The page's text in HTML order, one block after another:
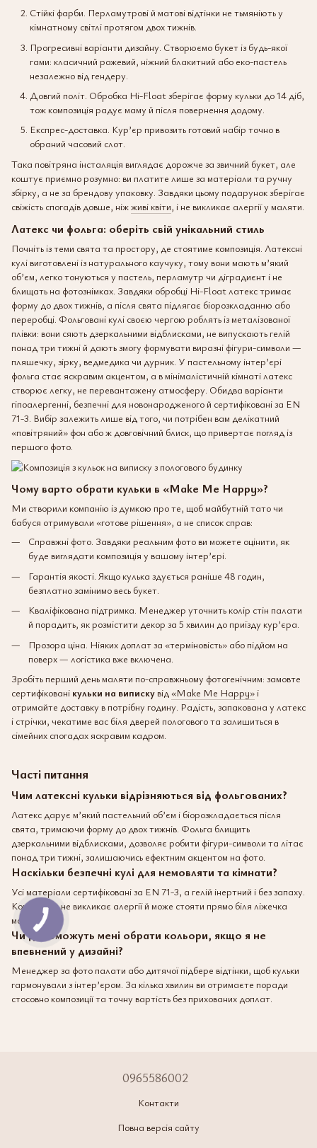
Стійкі фарби. Перламутрові й матові відтінки не тьмяніють у
кімнатному світлі протягом двох тижнів.
Прогресивні варіанти дизайну. Створюємо букет із будь-якої
гами: класичний рожевий, ніжний блакитний або еко-пастель
незалежно від гендеру.
Довгий політ. Обробка Hi-Float зберігає форму кульки до 14 діб,
тож композиція радує маму й після повернення додому.
Експрес-доставка. Кур’єр привозить готовий набір точно в
обраний часовий слот.
Така повітряна інсталяція виглядає дорожче за звичний букет, але
коштує приємно розумно: ви платите лише за матеріали та ручну
збірку, а не за брендову упаковку. Завдяки цьому подарунок зберігає
свіжість спогадів довше, ніжживі квіти, і не викликає алергії у маляти.
Латекс чи фольга: оберіть свій унікальний стиль
Почніть із теми свята та простору, де стоятиме композиція. Латексні
кулі виготовлені із натурального каучуку, тому вони мають м’який
об’єм, легко тонуються у пастель, перламутр чи діградиєнт і не
блищать на фотознімках. Завдяки обробці Hi-Float латекс тримає
форму до двох тижнів, а після свята підлягає біорозкладанню або
переробці. Фольговані кулі своєю чергою роблять із металізованої
плівки: вони сяють дзеркальними відблисками, не випускають гелій
понад три тижні й дають змогу формувати виразні фігури-символи —
пляшечку, зірку, ведмедика чи дурник. У пастельному інтер’єрі
фольга стає яскравим акцентом, а в мінімалістичній кімнаті латекс
створює легку, не перевантажену атмосферу. Обидва варіанти
гіпоалергенні, безпечні для новонародженого й сертифіковані за EN
71-3. Вибір залежить лише від того, чи потрібен вам делікатний
«повітряний» фон або ж довговічний блиск, що привертає погляд із
першого фото.
Чому варто обрати кульки в «Make Me Happy»?
Ми створили компанію із думкою про те, щоб майбутній тато чи
бабуся отримували «готове рішення», а не список справ:
Справжні фото. Завдяки реальним фото ви можете оцінити, як
буде виглядати композиція у вашому інтер’єрі.
Гарантія якості. Якщо кулька здується раніше 48 годин,
безплатно замінимо весь букет.
Кваліфікована підтримка. Менеджер уточнить колір стін палати
й порадить, як розмістити декор за 5 хвилин до приїзду кур’єра.
Прозора ціна. Ніяких доплат за «терміновість» або підйом на
поверх — логістика вже включена.
Зробіть перший день маляти по-справжньому фотогенічним: замовте
сертифіковані кульки на виписку від «Make Me Happy» і
отримайте доставку в потрібну годину. Радість, запакована у латекс
і стрічки, чекатиме вас біля дверей пологового та залишиться в
сімейних спогадах яскравим кадром.
Часті питання
Чим латексні кульки відрізняються від фольгованих?
Латекс дарує м’який пастельний об’єм і біорозкладається після
свята, тримаючи форму до двох тижнів. Фольга блищить
дзеркальними відблисками, дозволяє робити фігури-символи та літає
понад три тижні, залишаючись ефектним акцентом на фото.
Наскільки безпечні кулі для немовляти та кімнати?
Усі матеріали сертифіковані за EN 71-3, а гелій інертний і без запаху.
Композиція не викликає алергії й може стояти прямо біля ліжечка
малюка.
Чи допоможуть мені обрати кольори, якщо я не
впевнений у дизайні?
Менеджер за фото палати або дитячої підбере відтінки, щоб кульки
гармонували з інтер’єром. За кілька хвилин ви отримаєте поради
стосовно композиції та точну вартість без прихованих доплат.
0965586002
Контакти
Повна версія сайту